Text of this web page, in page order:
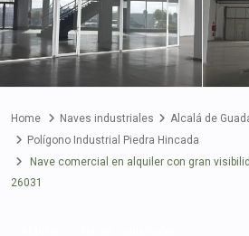
Home Naves industriales Alcalá de
Polígono Industrial Piedra Hincada
Nave comercial en alquiler con gran
26031